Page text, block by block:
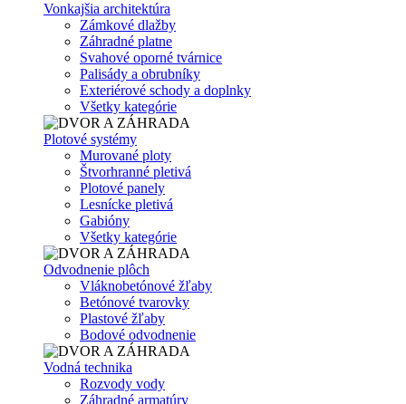
Vonkajšia architektúra
Zámkové dlažby
Záhradné platne
Svahové oporné tvárnice
Palisády a obrubníky
Exteriérové schody a doplnky
Všetky kategórie
Plotové systémy
Murované ploty
Štvorhranné pletivá
Plotové panely
Lesnícke pletivá
Gabióny
Všetky kategórie
Odvodnenie plôch
Vláknobetónové žľaby
Betónové tvarovky
Plastové žľaby
Bodové odvodnenie
Vodná technika
Rozvody vody
Záhradné armatúry